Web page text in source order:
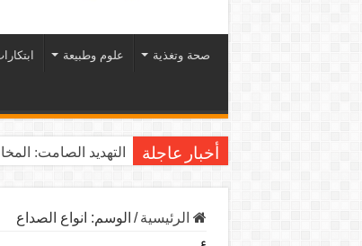
صحة وتغذية علوم وطبيعة
أخبار عاجلة التهديد الصامت:
الرئيسية / الوسم: انواع الصداع